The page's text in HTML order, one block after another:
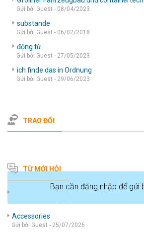
Gửi bởi Guest - 08/04/2023
substande
Gửi bởi Guest - 06/02/2018
động từ
Gửi bởi Guest - 27/05/2023
ich finde das in Ordnung
Gửi bởi Guest - 29/06/2023
TRAO ĐỔI
Bạn cần đăng nhập để gửi
TỪ MỚI HỎI
Accessories
Gửi bởi Guest - 25/07/2026